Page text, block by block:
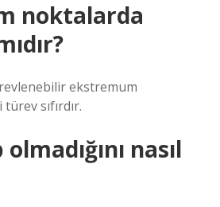
noktalarda
ekstremum
sıfırdır.
nasıl